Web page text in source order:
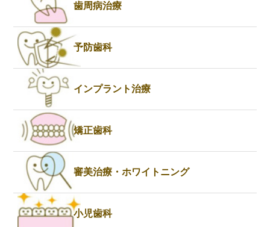
歯周病治療
予防歯科
インプラント治療
矯正歯科
審美治療・ホワイトニング
小児歯科